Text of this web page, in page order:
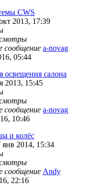
CWS
2013, 17:39
сообщение a-novag
05:44
освещения салона
2013, 15:45
сообщение a-novag
10:46
и колёс
янв 2014, 15:34
сообщение Andy
22:16